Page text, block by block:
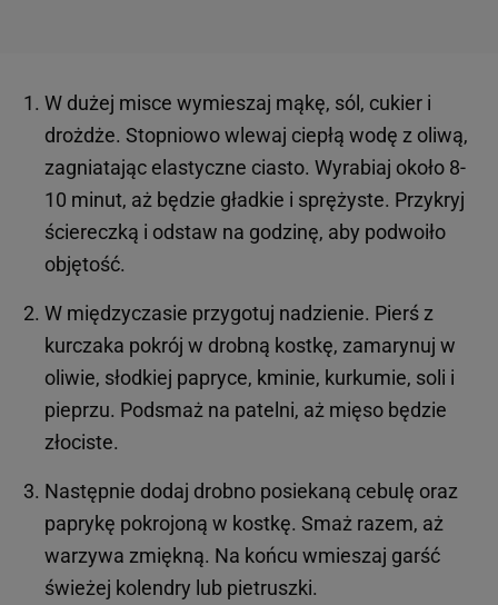
W dużej misce wymieszaj mąkę, sól, cukier i
drożdże. Stopniowo wlewaj ciepłą wodę z oliwą,
zagniatając elastyczne ciasto. Wyrabiaj około 8-
10 minut, aż będzie gładkie i sprężyste. Przykryj
ściereczką i odstaw na godzinę, aby podwoiło
objętość.
W międzyczasie przygotuj nadzienie. Pierś z
kurczaka pokrój w drobną kostkę, zamarynuj w
oliwie, słodkiej papryce, kminie, kurkumie, soli i
pieprzu. Podsmaż na patelni, aż mięso będzie
złociste.
Następnie dodaj drobno posiekaną cebulę oraz
paprykę pokrojoną w kostkę. Smaż razem, aż
warzywa zmiękną. Na końcu wmieszaj garść
świeżej kolendry lub pietruszki.